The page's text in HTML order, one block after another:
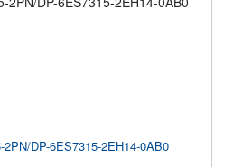
DP-6ES7315-2EH14-0AB0